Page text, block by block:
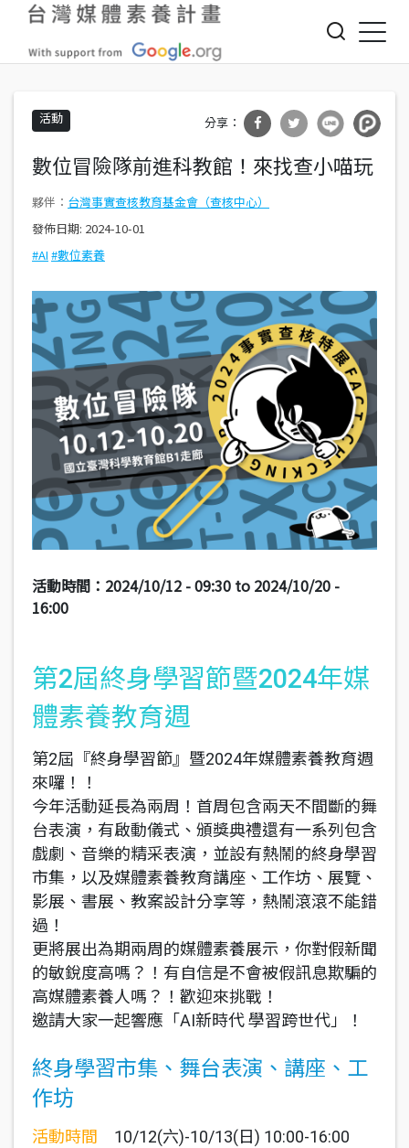
Jump to Navigation
Jump to Main content
活動
到Fa
cebo
到T
數位冒險隊前進科教館！來找查小喵玩
台灣事實查核教育基金會（查核中心）
發佈日期: 2024-10-01
AI 數位素養
活動時間： 2024/10/12 - 09:30 to 2024/10/20 -
16:00
第2屆終身學習節暨2024年媒
體素養教育週
第2屆『終身學習節』暨2024年媒體素養教育週
來囉！！
今年活動延長為兩周！首周包含兩天不間斷的舞
台表演，有啟動儀式、頒獎典禮還有一系列包含
戲劇、音樂的精采表演，並設有熱鬧的終身學習
市集，以及媒體素養教育講座、工作坊、展覽、
影展、書展、教案設計分享等，熱鬧滾滾不能錯
過！
更將展出為期兩周的媒體素養展示，你對假新聞
的敏銳度高嗎？！有自信是不會被假訊息欺騙的
高媒體素養人嗎？！歡迎來挑戰！
邀請大家一起響應「AI新時代 學習跨世代」！
終身學習市集、舞台表演、講座、工
作坊
活動時間
10/12(六)-10/13(日) 10:00-16:00